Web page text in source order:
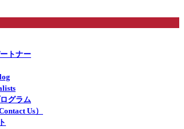
トナー
グラム
Us）